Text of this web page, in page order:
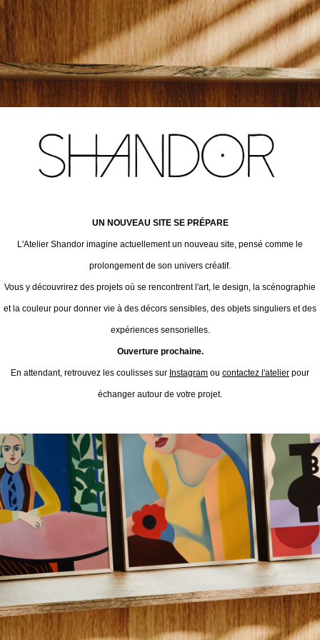
UN NOUVEAU SITE SE PRÉPARE
L'Atelier Shandor imagine actuellement un nouveau site, pensé comme le
prolongement de son univers créatif.
Vous y découvrirez des projets où se rencontrent l'art, le design, la scénographie
et la couleur pour donner vie à des décors sensibles, des objets singuliers et des
expériences sensorielles.
Ouverture prochaine.
En attendant, retrouvez les coulisses sur Instagram ou contactez l'atelier pour
échanger autour de votre projet.